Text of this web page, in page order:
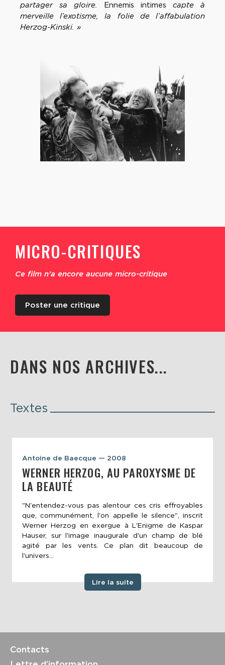
partager sa gloire.
Ennemis intimes capte à
merveille l’exotisme, la folie de l’affabulation
Herzog-Kinski. »
MICRO-CRITIQUES
Ce film n'a encore aucune micro-critique
Poster une critique
DANS NOS ARCHIVES...
Textes
Antoine de Baecque — 2008
WERNER HERZOG, AU PAROXYSME DE
LA BEAUTÉ
"N'entendez-vous pas alentour ces cris effroyables
que, communément, l'on appelle le silence", inscrit
Werner Herzog en exergue à L'Enigme de Kaspar
Hauser, sur l'image inaugurale d'un champ de blé
agité par les vents. Ce plan dit beaucoup de
l'univers...
Lire la suite
Contacts